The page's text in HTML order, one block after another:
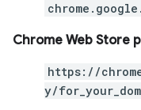
Chrome Web Store
https://
y/